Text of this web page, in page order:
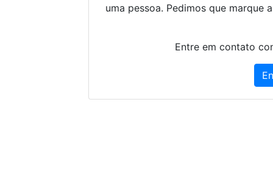
uma pessoa. Pedimos que marque
Entre em contato